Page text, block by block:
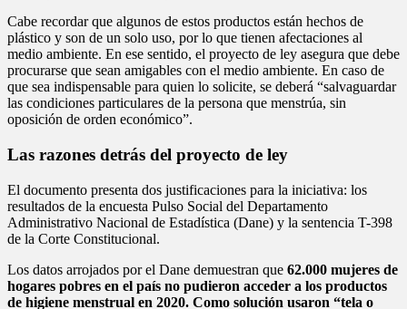
Cabe recordar que algunos de estos productos están hechos de
plástico y son de un solo uso, por lo que tienen afectaciones al
medio ambiente. En ese sentido, el proyecto de ley asegura que debe
procurarse que sean amigables con el medio ambiente. En caso de
que sea indispensable para quien lo solicite, se deberá “salvaguardar
las condiciones particulares de la persona que menstrúa, sin
oposición de orden económico”.
Las razones detrás del proyecto de ley
El documento presenta dos justificaciones para la iniciativa: los
resultados de la encuesta Pulso Social del Departamento
Administrativo Nacional de Estadística (Dane) y la sentencia T-398
de la Corte Constitucional.
Los datos arrojados por el Dane demuestran que 62.000 mujeres de
hogares pobres en el país no pudieron acceder a los productos
de higiene menstrual en 2020. Como solución usaron “tela o